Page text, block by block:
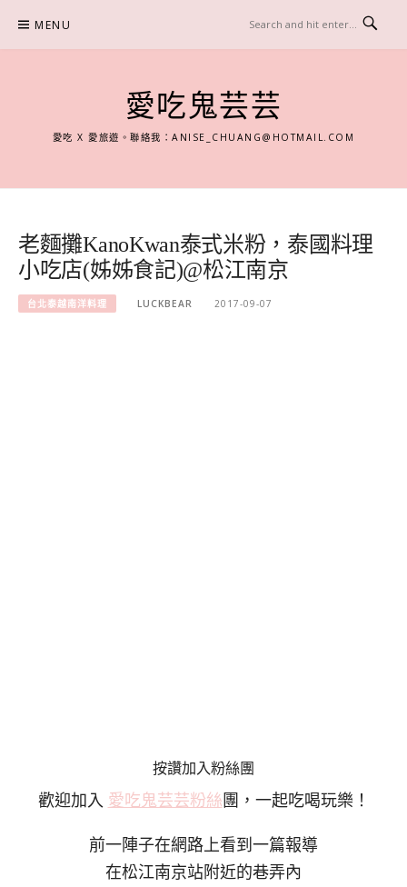
content
MENU
愛吃鬼芸芸
愛吃 X 愛旅遊。聯絡我：ANISE_CHUANG@HOTMAIL.COM
老麵攤KanoKwan泰式米粉，泰國料理
小吃店(姊姊食記)@松江南京
台北泰越南洋料理 LUCKBEAR 2017-09-07
按讚加入粉絲團
歡迎加入 愛吃鬼芸芸粉絲團，一起吃喝玩樂！
前一陣子在網路上看到一篇報導
在松江南京站附近的巷弄內